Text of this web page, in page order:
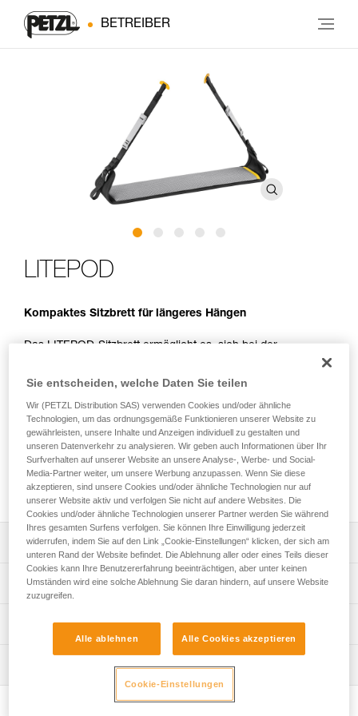
BETREIBER
LITEPOD
Kompaktes Sitzbrett für längeres Hängen
Das LITEPOD-Sitzbrett ermöglicht es, sich bei der
zugänglichen Bereichen hinzusetzen, für mehr Komfort
Es verfügt über zwei Materialschlaufen und lässt sich dank
den DOUBLEBACK-Schnallen einfach einstellen. Das
Sitzbrett kann mit den T-BAR, die direkt an den
Verbindungsbügeln eingehängt werden, oder mit
Verbindungselementen oder Zubehör-Karabinern (z. B.
MINO) mit dem Gurt verbunden werden.
Leistungsverzeichnis
Kompakt:
- Die hochgezogenen Seiten der Sitzfläche sind flexibel,
werden kann.
Drei Möglichkeiten zum Befestigen am Gurt:
Technische Spezifikationen
Maximal zulässige Belastung: 50 kg
Abmessungen: 48x14x5 cm
Technische Informationen
Gebrauchsanleitung
Das PDF herunterladen technical-notice-
PODIUM_LITEPOD-2
Sie entscheiden, welche Daten Sie teilen
Wir (PETZL Distribution SAS) verwenden Cookies und/oder ähnliche
Technologien, um das ordnungsgemäße Funktionieren unserer Website zu
gewährleisten, unsere Inhalte und Anzeigen individuell zu gestalten und
unseren Datenverkehr zu analysieren. Wir geben auch Informationen über Ihr
Surfverhalten auf unserer Website an unsere Analyse-, Werbe- und Social-
Media-Partner weiter, um unsere Werbung anzupassen. Wenn Sie diese
akzeptieren, sind unsere Cookies und/oder ähnliche Technologien nur auf
unserer Website aktiv und verfolgen Sie nicht auf andere Websites. Die
Cookies und/oder ähnliche Technologien unserer Partner werden Sie während
Ihres gesamten Surfens verfolgen. Sie können Ihre Einwilligung jederzeit
widerrufen, indem Sie auf den Link „Cookie-Einstellungen“ klicken, der sich am
unteren Rand der Website befindet. Die Ablehnung aller oder eines Teils dieser
Cookies kann Ihre Benutzererfahrung beeinträchtigen, aber unter keinen
Umständen wird eine solche Ablehnung Sie daran hindern, auf unsere Website
zuzugreifen.
Alle ablehnen Alle Cookies akzeptieren
Cookie-Einstellungen